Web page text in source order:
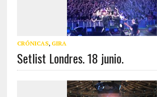
CRÓNICAS, GIRA
Setlist Londres. 18 junio.